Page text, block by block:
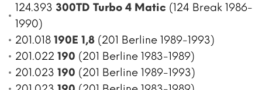
124.393 300TD Turbo 4 Matic (124 Break 1986-
1990)
201.018 190E 1,8 (201 Berline 1989-1993)
201.022 190 (201 Berline 1983-1989)
201.023 190 (201 Berline 1989-1993)